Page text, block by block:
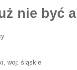
nie być
woj: śląskie